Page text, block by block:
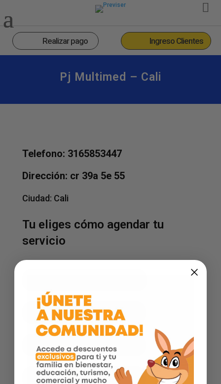
Realizar pago Ingreso Clientes
Pj Multimed – Cali
Telefono: 3165853447
Dirección: cr 39a 5e 55
Ciudad: Cali
Tu eliges cómo agendar tu
servicio
Facebook
Instagram
Página web